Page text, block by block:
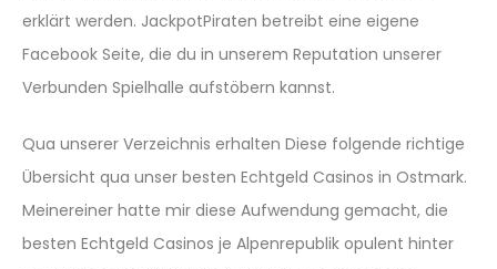
erklärt werden. JackpotPiraten betreibt eine eigene
Facebook Seite, die du in unserem Reputation unserer
Verbunden Spielhalle aufstöbern kannst.
Qua unserer Verzeichnis erhalten Diese folgende richtige
Übersicht qua unser besten Echtgeld Casinos in Ostmark.
Meinereiner hatte mir diese Aufwendung gemacht, die
besten Echtgeld Casinos je Alpenrepublik opulent hinter